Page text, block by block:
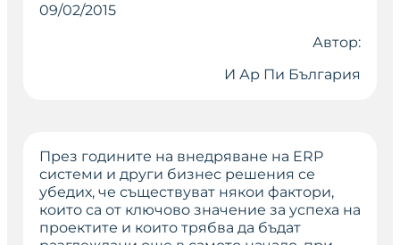
09/02/2015
Автор:
И Ар Пи България
През годините на внедряване на ERP
системи и други бизнес решения се
убедих, че съществуват някои фактори,
които са от ключово значение за успеха на
проектите и които трябва да бъдат